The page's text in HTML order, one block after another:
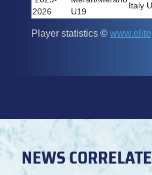
NEWS CORRELATE